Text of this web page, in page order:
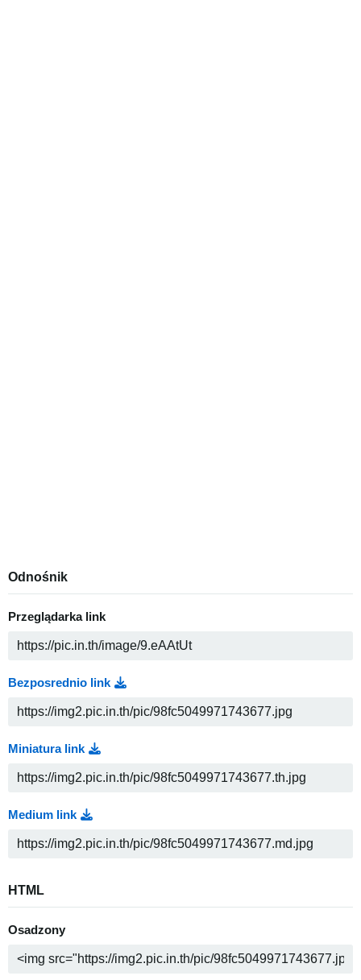
Odnośnik
Przeglądarka link
Bezposrednio link
Miniatura link
Medium link
HTML
Osadzony